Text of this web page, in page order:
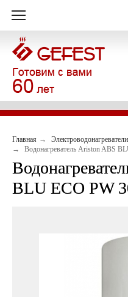
Главная Электроводонагреватели
Водонагреватель Ariston ABS
BLU ECO PW